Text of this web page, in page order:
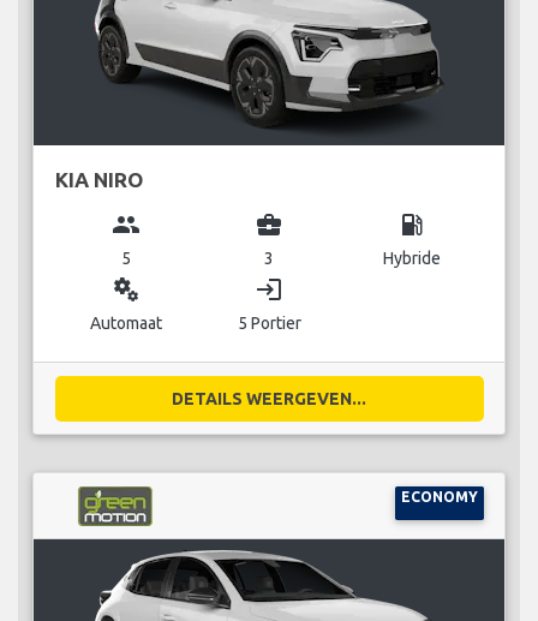
KIA NIRO
group
5
business_center
3
local_gas_station
Hybride
miscellaneous_services
Automaat
login
5 Portier
DETAILS WEERGEVEN...
ECONOMY